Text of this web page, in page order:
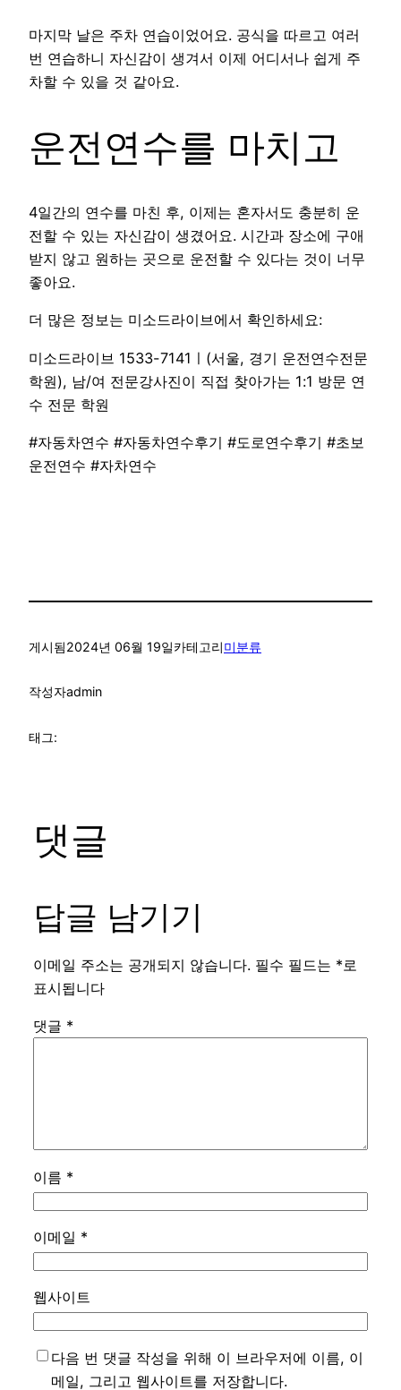
마지막 날은 주차 연습이었어요. 공식을 따르고 여러
번 연습하니 자신감이 생겨서 이제 어디서나 쉽게 주
차할 수 있을 것 같아요.
운전연수를 마치고
4일간의 연수를 마친 후, 이제는 혼자서도 충분히 운
전할 수 있는 자신감이 생겼어요. 시간과 장소에 구애
받지 않고 원하는 곳으로 운전할 수 있다는 것이 너무
좋아요.
더 많은 정보는 미소드라이브에서 확인하세요:
미소드라이브 1533-7141ㅣ(서울, 경기 운전연수전문
학원), 남/여 전문강사진이 직접 찾아가는 1:1 방문 연
수 전문 학원
#자동차연수 #자동차연수후기 #도로연수후기 #초보
운전연수 #자차연수
게시됨2024년 06월 19일카테고리미분류
작성자admin
태그:
댓글
답글 남기기
이메일 주소는 공개되지 않습니다. 필수 필드는 *로
표시됩니다
댓글 *
이름 *
이메일 *
웹사이트
다음 번 댓글 작성을 위해 이 브라우저에 이름, 이
메일, 그리고 웹사이트를 저장합니다.